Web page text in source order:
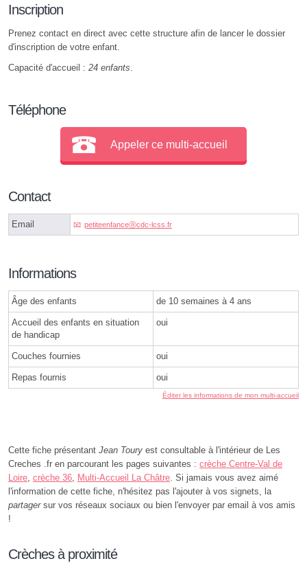
Inscription
Prenez contact en direct avec cette structure afin de lancer le dossier
d'inscription de votre enfant.
Capacité d'accueil : 24 enfants.
Téléphone
Appeler ce multi-accueil
Contact
Email petiteenfanceⓐcdc-lcss.fr
Informations
Âge des enfants de 10 semaines à 4 ans
Accueil des enfants en situation
de handicap
oui
Couches fournies oui
Repas fournis oui
Éditer les informations de mon multi-accueil
Cette fiche présentant Jean Toury est consultable à l'intérieur de Les
Creches .fr en parcourant les pages suivantes : crèche Centre-Val de
Loire, crèche 36, Multi-Accueil La Châtre. Si jamais vous avez aimé
l'information de cette fiche, n'hésitez pas l'ajouter à vos signets, la
partagersur vos réseaux sociaux ou bien l'envoyer par email à vos amis
!
Crèches à proximité